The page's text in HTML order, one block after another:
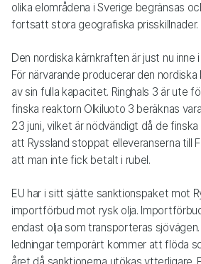
olika elområdena i Sverige begränsas
fortsatt stora geografiska prisskillnader.
Den nordiska kärnkraften är just nu inne
För närvarande producerar den
av sin fulla kapacitet. Ringhals 3 är ute
finska reaktorn Olkiluoto 3 beräknas
23 juni, vilket är nödvändigt då de
att Ryssland stoppat elleveranserna till
att man inte fick betalt i rubel.
EU har i sitt sjätte sanktionspaket mot
importförbud mot rysk olja.
endast olja som transporteras
ledningar temporärt kommer att flöda